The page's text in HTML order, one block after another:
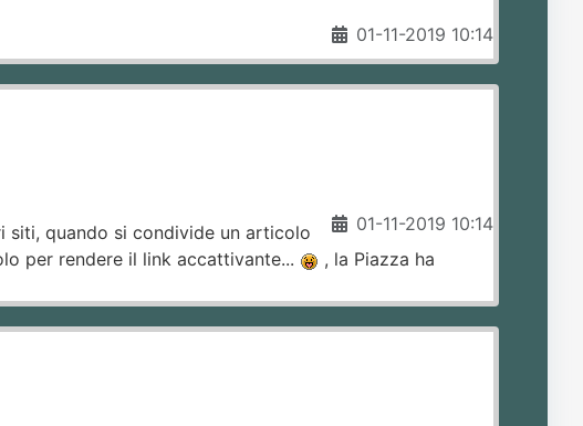
01-11-2019 10:14
01-11-2019 10:14
siti, quando si condivide un articolo
per rendere il link accattivante...
, la Piazza ha